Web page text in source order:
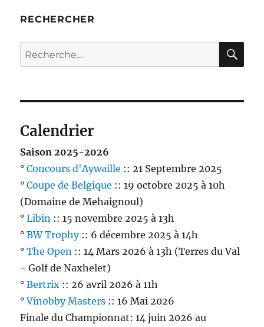
RECHERCHER
Recherche
pour :
Calendrier
Saison 2025-2026
°Concours d'Aywaille :: 21 Septembre 2025
°Coupe de Belgique :: 19 octobre 2025 à 10h
(Domaine de Mehaignoul)
°Libin :: 15 novembre 2025 à 13h
°BW Trophy:: 6 décembre 2025 à 14h
°The Open :: 14 Mars 2026 à 13h (Terres du Val
- Golf de Naxhelet)
°Bertrix :: 26 avril 2026 à 11h
°Vinobby Masters :: 16 Mai 2026
Finale du Championnat: 14 juin 2026 au